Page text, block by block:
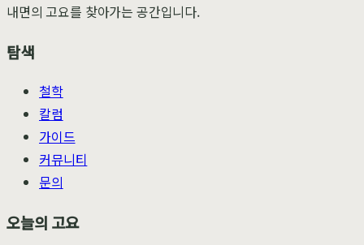
내면의 고요를 찾아가는 공간입니다.
탐색
철학
칼럼
가이드
커뮤니티
문의
오늘의 고요